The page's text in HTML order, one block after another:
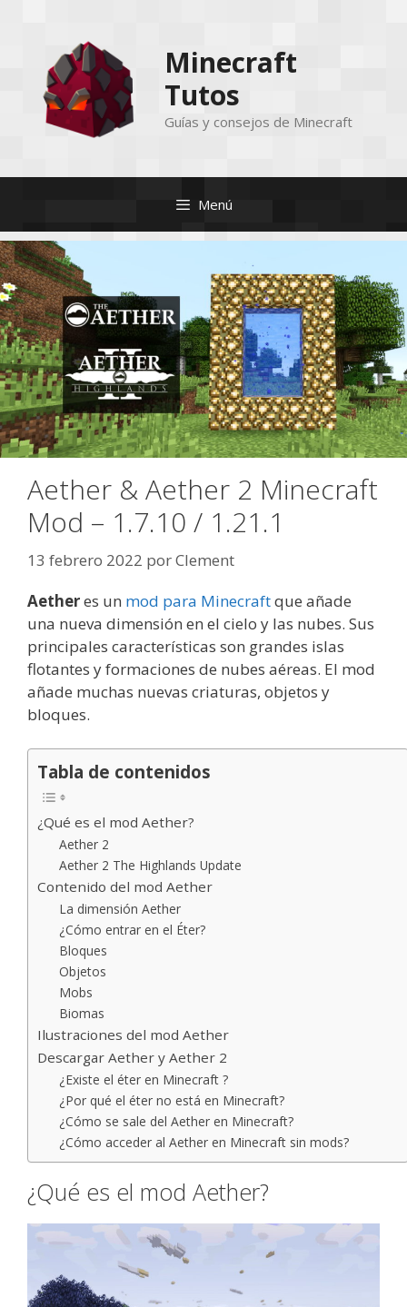
contenido
Minecraft
Tutos
Guías y consejos de Minecraft
Menú
Aether & Aether 2 Minecraft
Mod – 1.7.10 / 1.21.1
13 febrero 2022 porClement
Aetheres un mod para Minecraftque añade
una nueva dimensión en el cielo y las nubes. Sus
principales características son grandes islas
flotantes y formaciones de nubes aéreas. El mod
añade muchas nuevas criaturas, objetos y
bloques.
Tabla de contenidos
¿Qué es el mod Aether?
Aether 2
Aether 2 The Highlands Update
Contenido del mod Aether
La dimensión Aether
¿Cómo entrar en el Éter?
Bloques
Objetos
Mobs
Biomas
Ilustraciones del mod Aether
Descargar Aether y Aether 2
¿Existe el éter en Minecraft ?
¿Por qué el éter no está en Minecraft?
¿Cómo se sale del Aether en Minecraft?
¿Cómo acceder al Aether en Minecraft sin mods?
¿Qué es el mod Aether?